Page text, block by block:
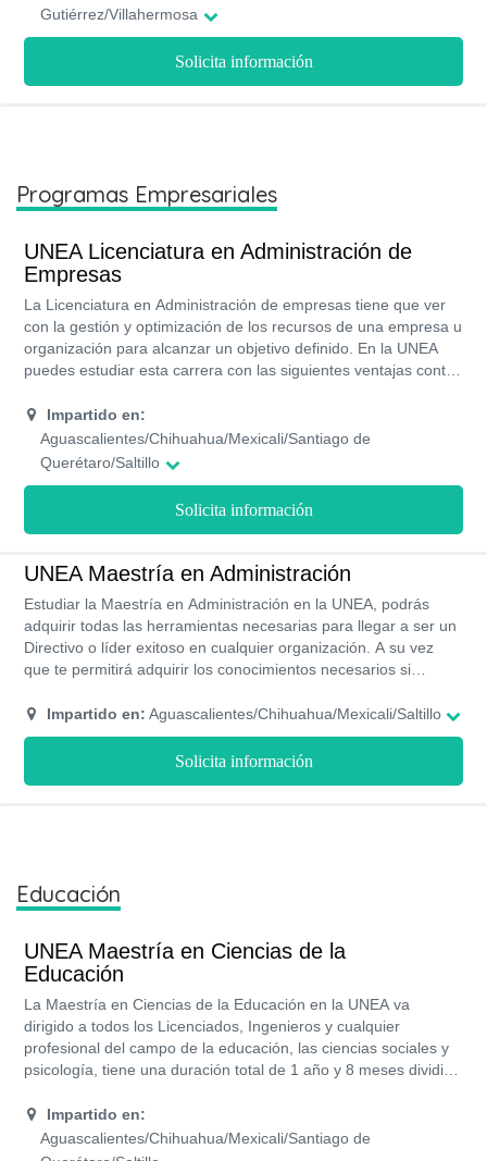
Gutiérrez/Villahermosa
Solicita información
Programas Empresariales
UNEA Licenciatura en Administración de
Empresas
La Licenciatura en Administración de empresas tiene que ver
con la gestión y optimización de los recursos de una empresa u
organización para alcanzar un objetivo definido. En la UNEA
puedes estudiar esta carrera con las siguientes ventajas contar
de la red de universidades ALIAT, sientes pasión por los
negocios, con un programa flexible porque la carrera cuenta
con modalidades de estudios que lo permite, si te ves
empresas o en la gestión de instituciones públicas.
Impartido en:
Aguascalientes/Chihuahua/Mexicali/Santiago de
Querétaro/Saltillo
Solicita información
UNEA Maestría en Administración
Estudiar la Maestría en Administración en la UNEA, podrás
adquirir todas las herramientas necesarias para llegar a ser un
Directivo o líder exitoso en cualquier organización. A su vez
que te permitirá adquirir los conocimientos necesarios si
duración de un año y ocho meses, bajo la modalidad semi
presencial. Además, estudiar en la UNEA te otorga beneficios
como los son las becas y las facilidades de pago.
Impartido en: Aguascalientes/Chihuahua/Mexicali/Saltillo
Solicita información
Educación
UNEA Maestría en Ciencias de la
Educación
La Maestría en Ciencias de la Educación en la UNEA va
dirigido a todos los Licenciados, Ingenieros y cualquier
profesional del campo de la educación, las ciencias sociales y
psicología, tiene una duración total de 1 año y 8 meses dividido
de Mexicali de la UNEA en su modalidad semipresencial.
Impartido en:
Aguascalientes/Chihuahua/Mexicali/Santiago de